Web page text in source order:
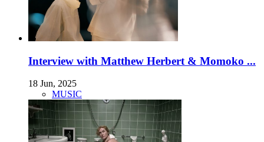
Interview with Matthew Herbert & Momoko ...
18 Jun, 2025
MUSIC